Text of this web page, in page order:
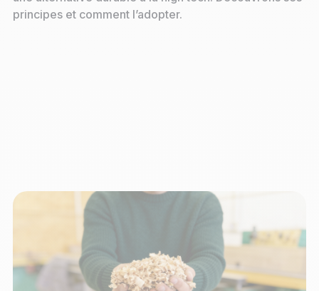
principes et comment l’adopter.